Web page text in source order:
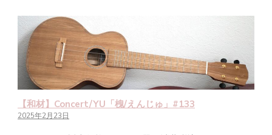
【和材】Concert/YU「槐/えんじゅ」#133
2025年2月23日